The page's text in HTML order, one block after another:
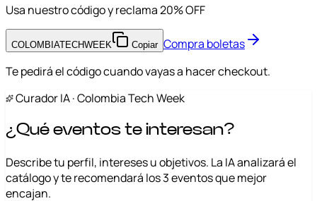
Usa nuestro código y reclama20% OFF
COLOMBIATECHWEEK Copiar Compra boletas
Te pedirá el código cuando vayas a hacer checkout.
Curador IA · Colombia Tech Week
¿Qué eventos te interesan?
Describe tu perfil, intereses u objetivos. La IA analizará el
catálogo y te recomendará los 3 eventos que mejor
encajan.